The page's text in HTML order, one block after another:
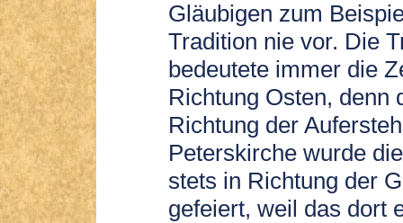
Gläubigen zum
Tradition nie vor. Die
bedeutete immer die
Richtung Osten, denn
Richtung der
Peterskirche wurde
stets in Richtung der
gefeiert, weil das dort